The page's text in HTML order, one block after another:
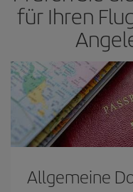
für Ihren
Allgemeine